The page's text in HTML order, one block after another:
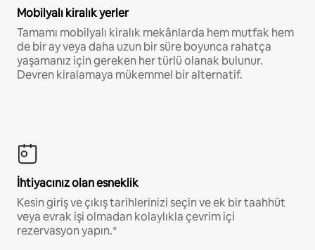
Mobilyalı kiralık yerler
Tamamı mobilyalı kiralık mekânlarda hem mutfak hem
de bir ay veya daha uzun bir süre boyunca rahatça
yaşamanız için gereken her türlü olanak bulunur.
Devren kiralamaya mükemmel bir alternatif.
İhtiyacınız olan esneklik
Kesin giriş ve çıkış tarihlerinizi seçin ve ek bir taahhüt
veya evrak işi olmadan kolaylıkla çevrim içi
rezervasyon yapın.*